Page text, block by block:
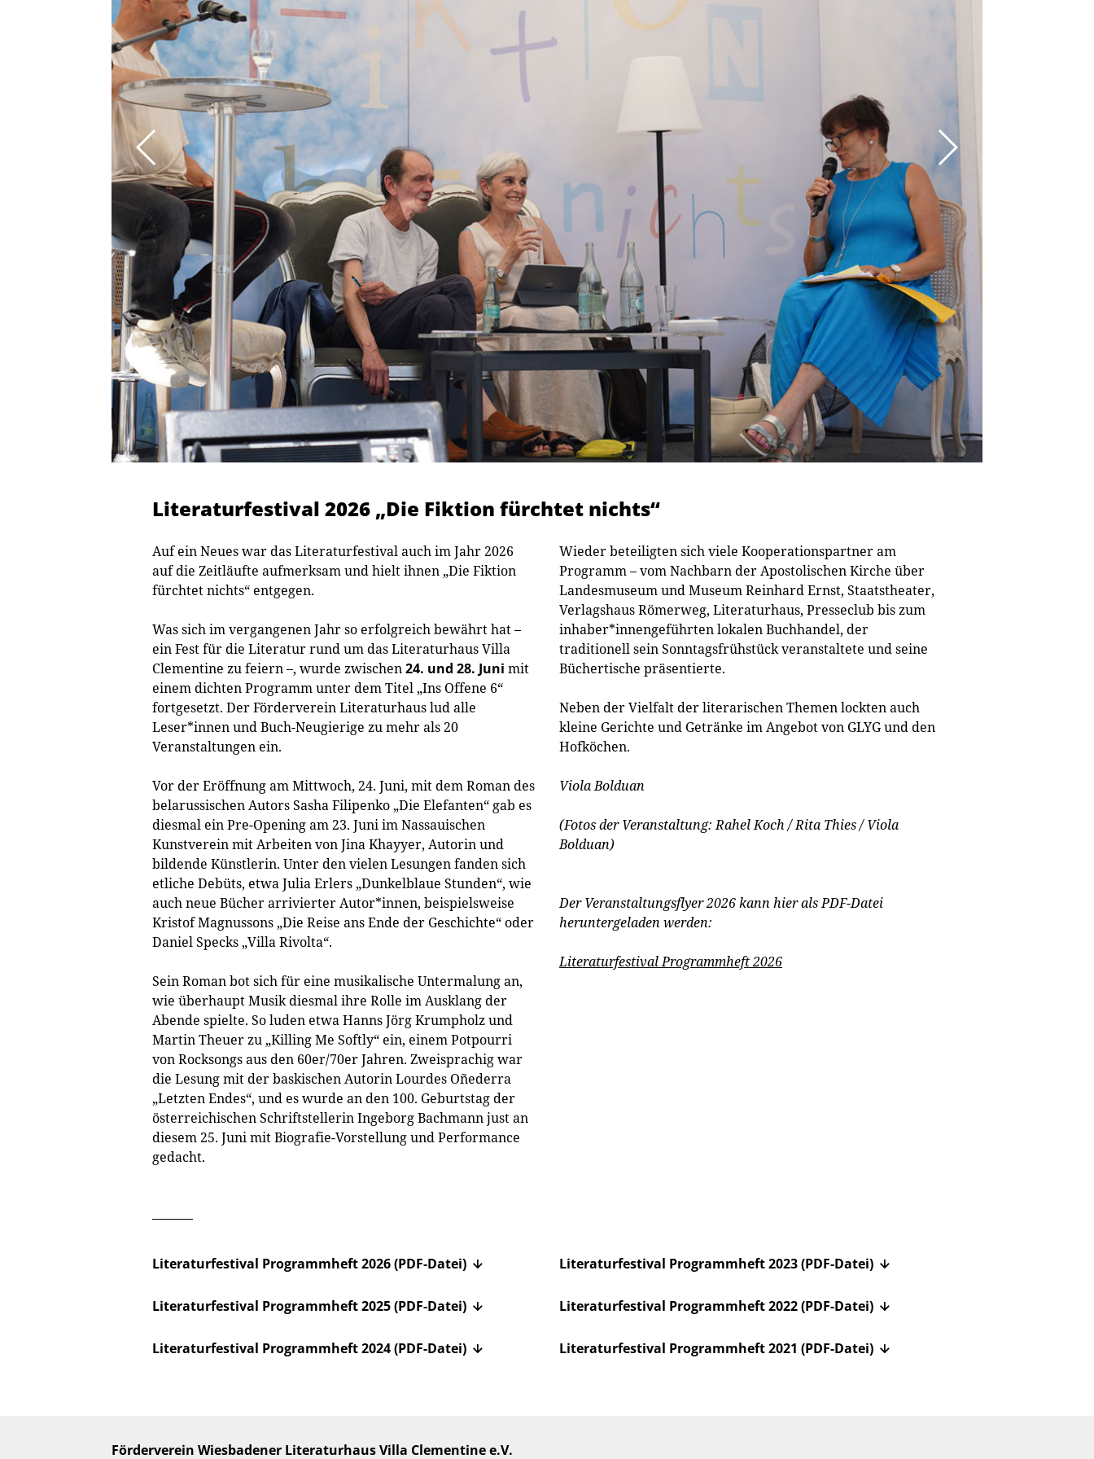
Literaturfestival 2026 „Die Fiktion fürchtet nichts“
Auf ein Neues war das Literaturfestival auch im Jahr 2026
auf die Zeitläufte aufmerksam und hielt ihnen „Die Fiktion
fürchtet nichts“ entgegen.
Was sich im vergangenen Jahr so erfolgreich bewährt hat –
ein Fest für die Literatur rund um das Literaturhaus Villa
Clementine zu feiern –, wurde zwischen24. und 28. Juni mit
einem dichten Programm unter dem Titel „Ins Offene 6“
fortgesetzt. Der Förderverein Literaturhaus lud alle
Leser*innen und Buch-Neugierige zu mehr als 20
Veranstaltungen ein.
Vor der Eröffnung am Mittwoch, 24. Juni, mit dem Roman des
belarussischen Autors Sasha Filipenko „Die Elefanten“ gab es
diesmal ein Pre-Opening am 23. Juni im Nassauischen
Kunstverein mit Arbeiten von Jina Khayyer, Autorin und
bildende Künstlerin. Unter den vielen Lesungen fanden sich
etliche Debüts, etwa Julia Erlers „Dunkelblaue Stunden“, wie
auch neue Bücher arrivierter Autor*innen, beispielsweise
Kristof Magnussons „Die Reise ans Ende der Geschichte“ oder
Daniel Specks „Villa Rivolta“.
Sein Roman bot sich für eine musikalische Untermalung an,
wie überhaupt Musik diesmal ihre Rolle im Ausklang der
Abende spielte. So luden etwa Hanns Jörg Krumpholz und
Martin Theuer zu „Killing Me Softly“ ein, einem Potpourri
von Rocksongs aus den 60er/70er Jahren. Zweisprachig war
die Lesung mit der baskischen Autorin Lourdes Oñederra
„Letzten Endes“, und es wurde an den 100. Geburtstag der
österreichischen Schriftstellerin Ingeborg Bachmann just an
diesem 25. Juni mit Biografie-Vorstellung und Performance
gedacht.
Wieder beteiligten sich viele Kooperationspartner am
Programm – vom Nachbarn der Apostolischen Kirche über
Landesmuseum und Museum Reinhard Ernst, Staatstheater,
Verlagshaus Römerweg, Literaturhaus, Presseclub bis zum
inhaber*innengeführten lokalen Buchhandel, der
traditionell sein Sonntagsfrühstück veranstaltete und seine
Büchertische präsentierte.
Neben der Vielfalt der literarischen Themen lockten auch
kleine Gerichte und Getränke im Angebot von GLYG und den
Hofköchen.
Viola Bolduan
(Fotos der Veranstaltung: Rahel Koch / Rita Thies / Viola
Bolduan)
Der Veranstaltungsflyer 2026 kann hier als PDF-Datei
heruntergeladen werden:
Literaturfestival Programmheft 2026
Literaturfestival Programmheft 2026 (PDF-Datei)
Literaturfestival Programmheft 2025 (PDF-Datei)
Literaturfestival Programmheft 2024 (PDF-Datei)
Literaturfestival Programmheft 2023(PDF-Datei)
Literaturfestival Programmheft 2022(PDF-Datei)
Literaturfestival Programmheft 2021 (PDF-Datei)
Förderverein Wiesbadener Literaturhaus Villa Clementine e.V.